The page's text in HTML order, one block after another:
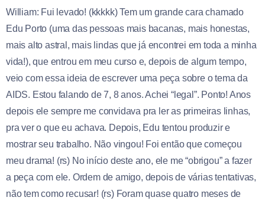
William: Fui levado! (kkkkk) Tem um grande cara chamado
Edu Porto (uma das pessoas mais bacanas, mais honestas,
mais alto astral, mais lindas que já encontrei em toda a minha
vida!), que entrou em meu curso e, depois de algum tempo,
veio com essa ideia de escrever uma peça sobre o tema da
AIDS. Estou falando de 7, 8 anos. Achei “legal”. Ponto! Anos
depois ele sempre me convidava pra ler as primeiras linhas,
pra ver o que eu achava. Depois, Edu tentou produzir e
mostrar seu trabalho. Não vingou! Foi então que começou
meu drama! (rs) No início deste ano, ele me “obrigou” a fazer
a peça com ele. Ordem de amigo, depois de várias tentativas,
não tem como recusar! (rs) Foram quase quatro meses de